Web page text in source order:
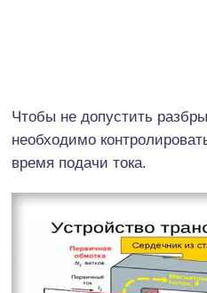
Чтобы не допустить
необходимо
время подачи тока.